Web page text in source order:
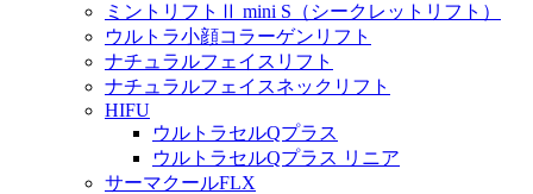
ミントリフトⅡ mini S（シークレットリフト）
ウルトラ小顔コラーゲンリフト
ナチュラルフェイスリフト
ナチュラルフェイスネックリフト
HIFU
ウルトラセルQプラス
ウルトラセルQプラス リニア
サーマクールFLX